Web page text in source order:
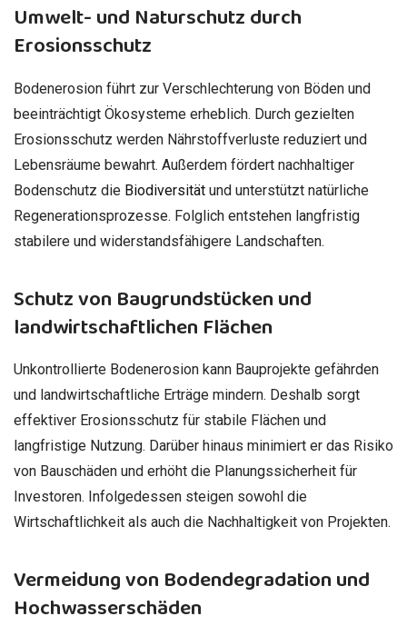
Umwelt- und Naturschutz durch
Erosionsschutz
Bodenerosion führt zur Verschlechterung von Böden und
beeinträchtigt Ökosysteme erheblich. Durch gezielten
Erosionsschutz werden Nährstoffverluste reduziert und
Lebensräume bewahrt. Außerdem fördert nachhaltiger
Bodenschutz die Biodiversität und unterstützt natürliche
Regenerationsprozesse. Folglich entstehen langfristig
stabilere und widerstandsfähigere Landschaften.
Schutz von Baugrundstücken und
landwirtschaftlichen Flächen
Unkontrollierte Bodenerosion kann Bauprojekte gefährden
und landwirtschaftliche Erträge mindern. Deshalb sorgt
effektiver Erosionsschutz für stabile Flächen und
langfristige Nutzung. Darüber hinaus minimiert er das Risiko
von Bauschäden und erhöht die Planungssicherheit für
Investoren. Infolgedessen steigen sowohl die
Wirtschaftlichkeit als auch die Nachhaltigkeit von Projekten.
Vermeidung von Bodendegradation und
Hochwasserschäden